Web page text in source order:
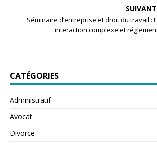
SUIVANT
Séminaire d’entreprise et droit du travail :
interaction complexe et
CATÉGORIES
Administratif
Avocat
Divorce